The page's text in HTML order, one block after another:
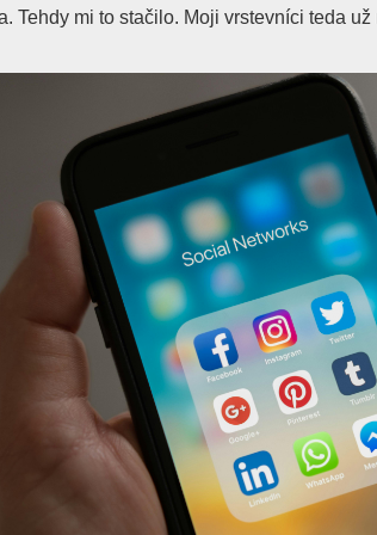
Tehdy mi to stačilo. Moji vrstevníci teda